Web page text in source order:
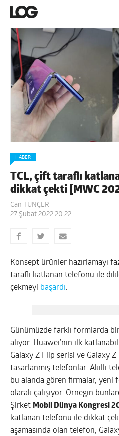
HABER
TCL, çift taraflı
dikkat çekti [MWC
Can TUNÇER
27 Şubat 2022 20:22
Konsept ürünler hazırlamayı
taraflı katlanan telefonu ile
çekmeyi başardı.
Günümüzde farklı formlarda
alıyor. Huawei’nin ilk
Galaxy Z Flip serisi ve Galaxy
tasarlanmış telefonlar. Akıllı
bu alanda gören firmalar, yeni
olarak çalışıyor. Örneğin
Şirket Mobil Dünya Kongresi
katlanan telefonu ile dikkat
aşamasında olan telefon,